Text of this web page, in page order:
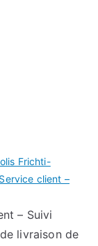
Frichti-
client –
– Suivi
livraison de